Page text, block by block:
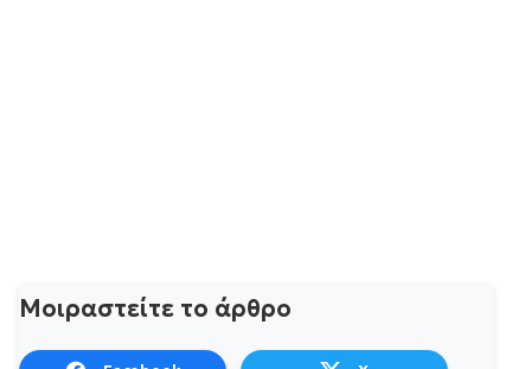
Μοιραστείτε το άρθρο